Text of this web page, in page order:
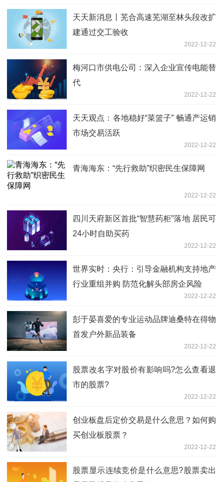
天天新消息丨芜合高速芜湖至林头段改扩
建通过交工验收
2022-12-22
梅河口市供电公司：深入企业宣传电能替
代
2022-12-22
天天观点：各地稳好“菜篮子” 畅通产运销
市场交易活跃
2022-12-22
青海海东：“先行救助”织密民生保障网
2022-12-22
四川天府新区首批“智慧药柜”落地 居民可
24小时自助买药
2022-12-22
世界实时：央行：引导金融机构支持地产
行业重组并购 防范化解头部房企风险
2022-12-22
彭于晏喜爱的专业运动品牌迪桑特在得物
首发户外新品装备
2022-12-22
股票改名字对股价有影响吗?怎么查看退
市的股票?
2022-12-22
创业板盘后定价交易是什么意思？如何购
买创业板股票？
2022-12-22
股票显示连续竞价是什么意思?股票卖出